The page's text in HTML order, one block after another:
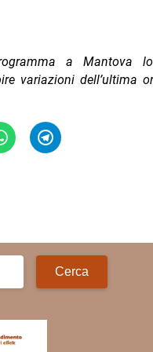
a Mantova
variazioni dell’ultima